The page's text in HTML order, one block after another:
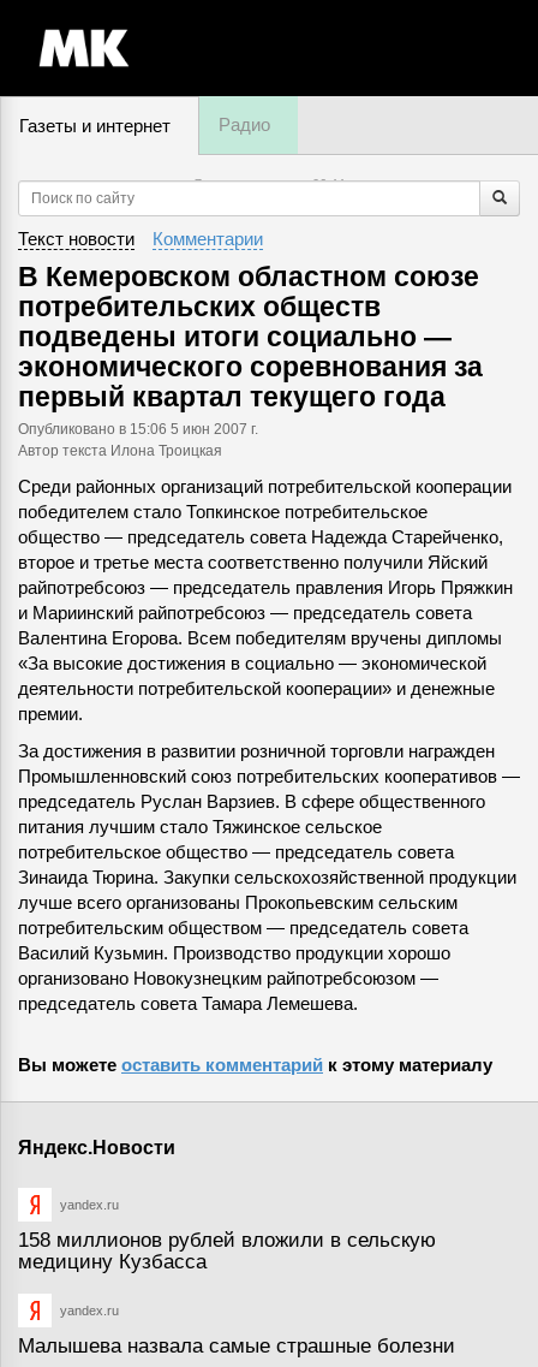
Газеты и интернет Радио
7 августа, четверг,06:44
Текст новости Комментарии
В Кемеровском областном союзе
потребительских обществ
подведены итоги социально —
экономического соревнования за
первый квартал текущего года
Опубликовано в 15:06 5 июн 2007 г.
Автор текста Илона Троицкая
Среди районных организаций потребительской кооперации
победителем стало Топкинское потребительское
общество — председатель совета Надежда Старейченко,
второе и третье места соответственно получили Яйский
райпотребсоюз — председатель правления Игорь Пряжкин
и Мариинский райпотребсоюз — председатель совета
Валентина Егорова. Всем победителям вручены дипломы
«За высокие достижения в социально — экономической
деятельности потребительской кооперации» и денежные
премии.
За достижения в развитии розничной торговли награжден
Промышленновский союз потребительских кооперативов —
председатель Руслан Варзиев. В сфере общественного
питания лучшим стало Тяжинское сельское
потребительское общество — председатель совета
Зинаида Тюрина. Закупки сельскохозяйственной продукции
лучше всего организованы Прокопьевским сельским
потребительским обществом — председатель совета
Василий Кузьмин. Производство продукции хорошо
организовано Новокузнецким райпотребсоюзом —
председатель совета Тамара Лемешева.
Вы можете оставить комментарий к этому материалу
Яндекс.Новости
yandex.ru
158 миллионов рублей вложили в сельскую
медицину Кузбасса
yandex.ru
Малышева назвала самые страшные болезни